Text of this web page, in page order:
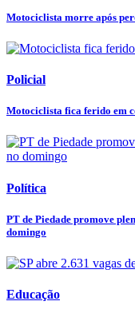
Motociclista morre após
Policial
Motociclista fica ferido em
Política
PT de Piedade promove
domingo
Educação